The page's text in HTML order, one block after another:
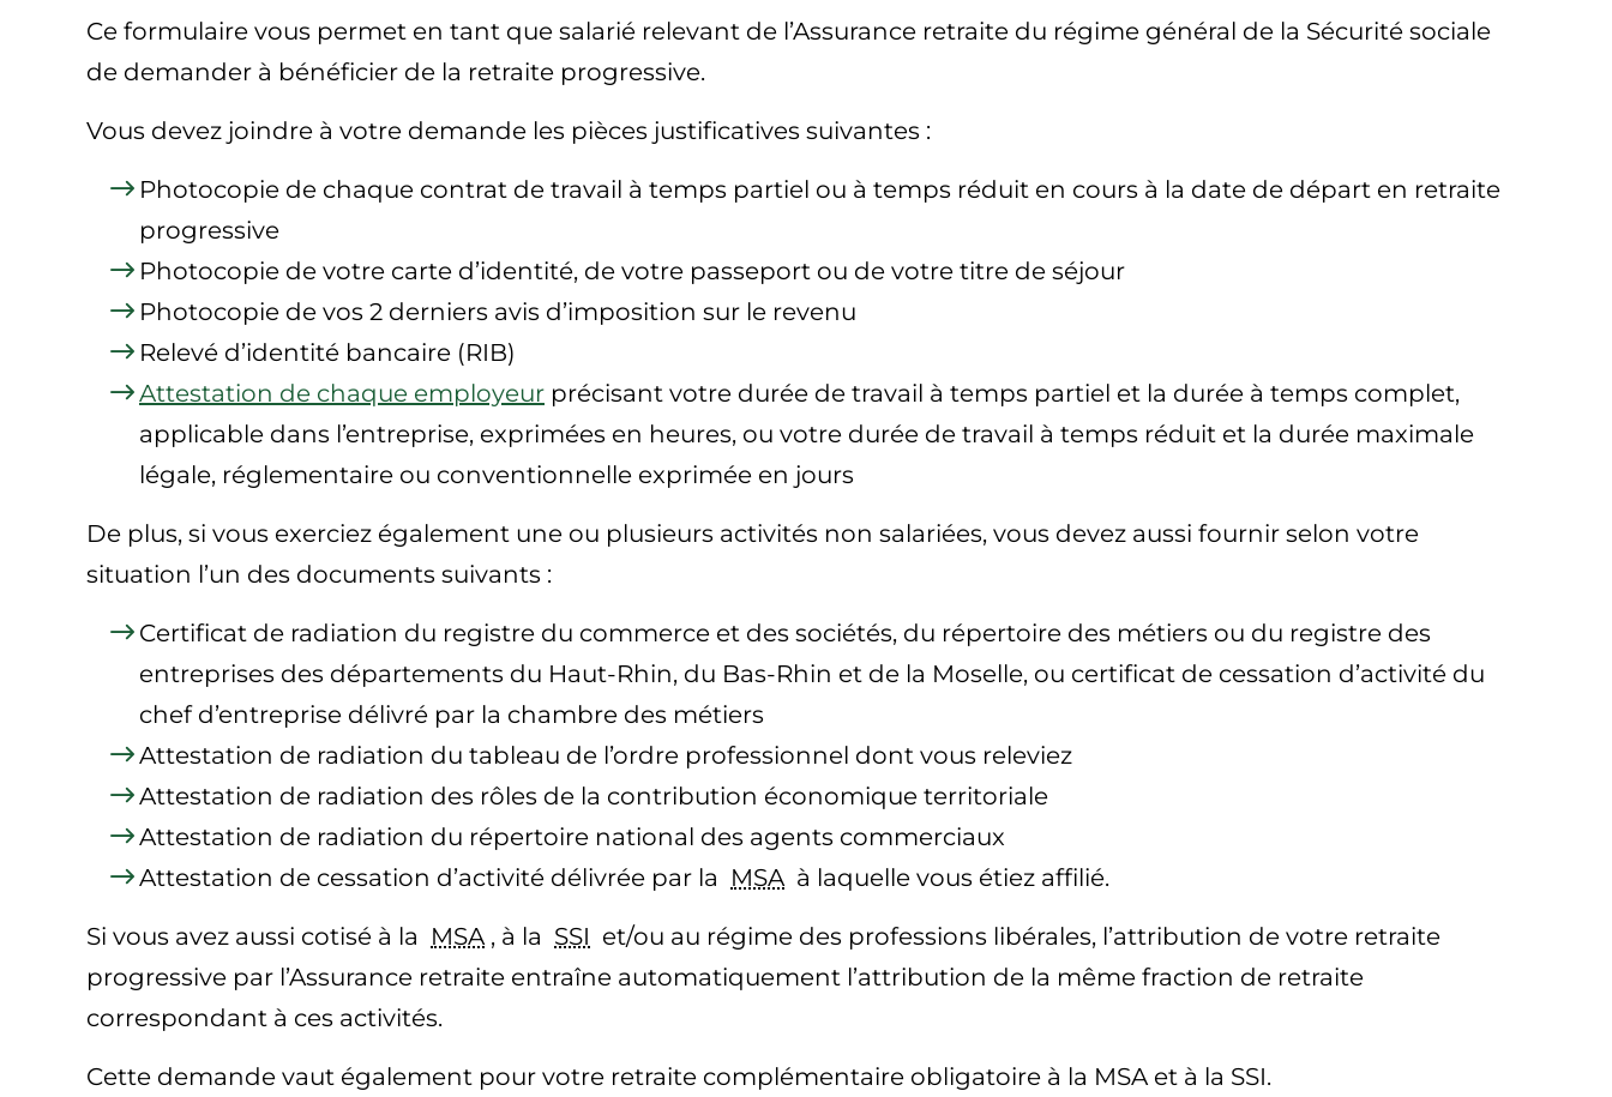
Ce formulaire vous permet en tant que salarié relevant de l’Assurance retraite du régime général de la Sécurité sociale
de demander à bénéficier de la retraite progressive.
Vous devez joindre à votre demande les pièces justificatives suivantes :
Photocopie de chaque contrat de travail à temps partiel ou à temps réduit en cours à la date de départ en retraite
progressive
Photocopie de votre carte d’identité, de votre passeport ou de votre titre de séjour
Photocopie de vos 2 derniers avis d’imposition sur le revenu
Relevé d’identité bancaire (RIB)
Attestation de chaque employeur précisant votre durée de travail à temps partiel et la durée à temps complet,
applicable dans l’entreprise, exprimées en heures, ou votre durée de travail à temps réduit et la durée maximale
légale, réglementaire ou conventionnelle exprimée en jours
De plus, si vous exerciez également une ou plusieurs activités non salariées, vous devez aussi fournir selon votre
situation l’un des documents suivants :
Certificat de radiation du registre du commerce et des sociétés, du répertoire des métiers ou du registre des
entreprises des départements du Haut-Rhin, du Bas-Rhin et de la Moselle, ou certificat de cessation d’activité du
chef d’entreprise délivré par la chambre des métiers
Attestation de radiation du tableau de l’ordre professionnel dont vous releviez
Attestation de radiation des rôles de la contribution économique territoriale
Attestation de radiation du répertoire national des agents commerciaux
Attestation de cessation d’activité délivrée par la MSAà laquelle vous étiez affilié.
Si vous avez aussi cotisé à la MSA, à la SSI et/ou au régime des professions libérales, l’attribution de votre retraite
progressive par l’Assurance retraite entraîne automatiquement l’attribution de la même fraction de retraite
correspondant à ces activités.
Cette demande vaut également pour votre retraite complémentaire obligatoire à la MSA et à la SSI.